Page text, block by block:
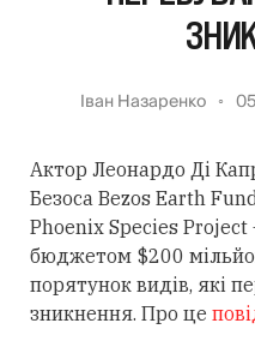
Іван Назаренко
Актор Леонардо Ді
Безоса Bezos Earth
Phoenix Species Project
бюджетом $200
порятунок видів, які
зникнення. Про це